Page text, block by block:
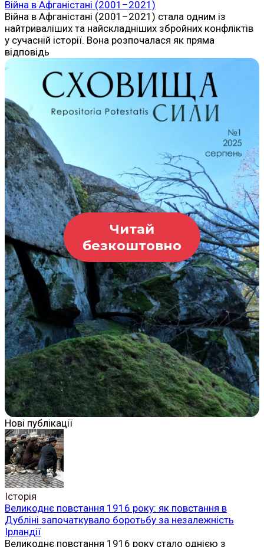
Війна в Афганістані (2001–2021)
Війна в Афганістані (2001–2021) стала одним із
найтриваліших та найскладніших збройних конфліктів
у сучасній історії. Вона розпочалася як пряма
відповідь
Читай
безкоштовно
Нові публікації
Історія
Великоднє повстання 1916 року: як повстання в
Дубліні започаткувало боротьбу за незалежність
Ірландії
Великоднє повстання 1916 року стало однією з